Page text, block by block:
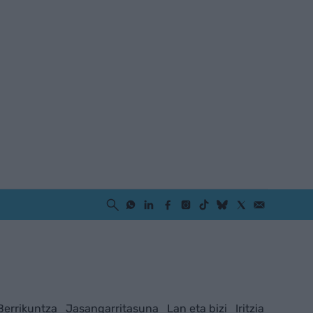
Jasangarritasuna Lan eta bizi Iritzia